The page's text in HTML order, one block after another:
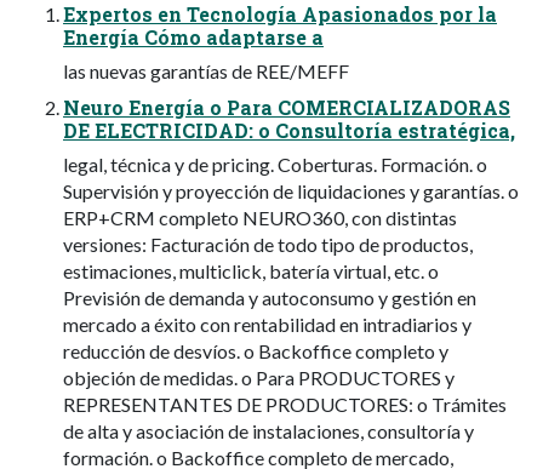
Expertos en Tecnología Apasionados por la
Energía Cómo adaptarse a
las nuevas garantías de REE/MEFF
Neuro Energía o Para COMERCIALIZADORAS
DE ELECTRICIDAD: o Consultoría estratégica,
legal, técnica y de pricing. Coberturas. Formación. o
Supervisión y proyección de liquidaciones y garantías. o
ERP+CRM completo NEURO360, con distintas
versiones: Facturación de todo tipo de productos,
estimaciones, multiclick, batería virtual, etc. o
Previsión de demanda y autoconsumo y gestión en
mercado a éxito con rentabilidad en intradiarios y
reducción de desvíos. o Backoffice completo y
objeción de medidas. o Para PRODUCTORES y
REPRESENTANTES DE PRODUCTORES: o Trámites
de alta y asociación de instalaciones, consultoría y
formación. o Backoffice completo de mercado,